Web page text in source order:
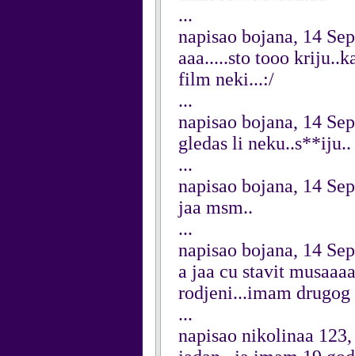
...
napisao bojana, 14
aaa.....sto tooo
film neki...:/
...
napisao bojana, 14
gledas li neku..s**iju..
...
napisao bojana, 14
jaa msm..
...
napisao bojana, 14
a jaa cu stavit
rodjeni...imam drugog
...
napisao nikolinaa